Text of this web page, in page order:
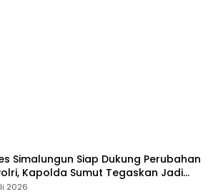
Simalungun Siap Dukung Perubahan
Kapolda Sumut Tegaskan Jadi
Penguatan Profesionalisme dan
2026